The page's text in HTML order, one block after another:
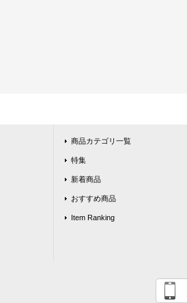
商品カテゴリ一覧
特集
新着商品
おすすめ商品
Item Ranking